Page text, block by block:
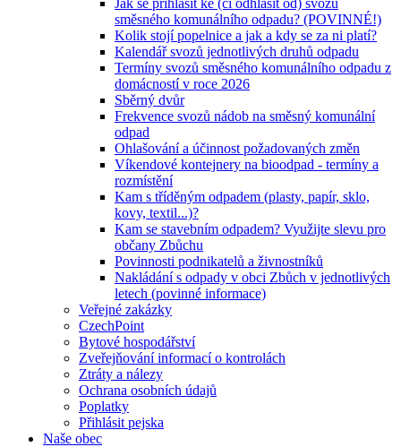
Jak se přihlásit ke (či odhlásit od) svozu
směsného komunálního odpadu? (POVINNÉ!)
Kolik stojí popelnice a jak a kdy se za ni platí?
Kalendář svozů jednotlivých druhů odpadu
Termíny svozů směsného komunálního odpadu z
domácností v roce 2026
Sběrný dvůr
Frekvence svozů nádob na směsný komunální
odpad
Ohlašování a účinnost požadovaných změn
Víkendové kontejnery na bioodpad - termíny a
rozmístění
Kam s tříděným odpadem (plasty, papír, sklo,
kovy, textil...)?
Kam se stavebním odpadem? Využijte slevu pro
občany Zbůchu
Povinnosti podnikatelů a živnostníků
Nakládání s odpady v obci Zbůch v jednotlivých
letech (povinné informace)
Veřejné zakázky
CzechPoint
Bytové hospodářství
Zveřejňování informací o kontrolách
Ztráty a nálezy
Ochrana osobních údajů
Poplatky
Přihlásit pejska
Naše obec